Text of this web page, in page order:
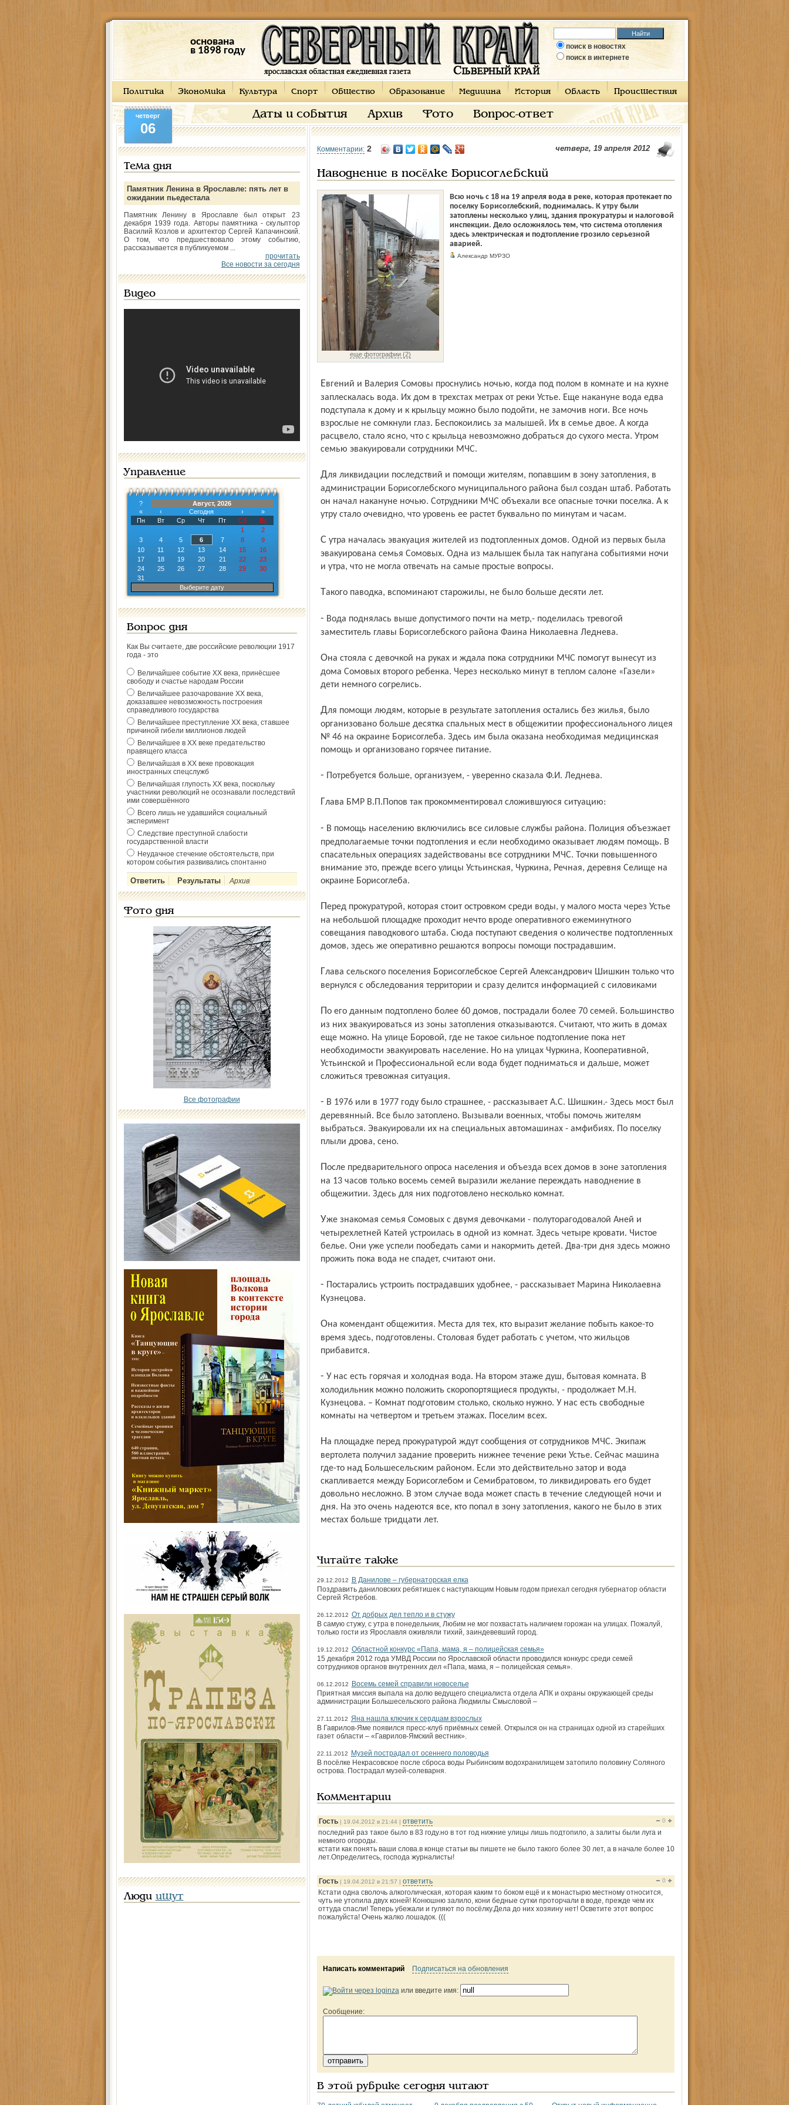
основана
в 1898 году
поиск в новостях
поиск в интернете
Политика Экономика Культура Спорт Общество Образование Медицина История Область Происшествия
Даты и события Архив Фото Вопрос-ответ
четверг
06
Тема дня
Памятник Ленина в Ярославле: пять лет в
ожидании пьедестала
Памятник Ленину в Ярославле был открыт 23
декабря 1939 года. Авторы памятника - скульптор
Василий Козлов и архитектор Сергей Капачинский.
О том, что предшествовало этому событию,
рассказывается в публикуемом ...
прочитать
Все новости за сегодня
Видео
Управление
?
Август, 2026
«
‹ Сегодня ›
»
Пн
Вт Ср Чт Пт Сб
Вс
1
2
3
4 5 6 7 8
9
10
11 12 13 14 15
16
17
18 19 20 21 22
23
24
25 26 27 28 29
30
31
Выберите дату
Вопрос дня
Как Вы считаете, две российские революции 1917
года - это
Величайшее событие ХХ века, принёсшее
свободу и счастье народам России
Величайшее разочарование ХХ века,
доказавшее невозможность построения
справедливого государства
Величайшее преступление ХХ века, ставшее
причиной гибели миллионов людей
Величайшее в ХХ веке предательство
правящего класса
Величайшая в ХХ веке провокация
иностранных спецслужб
Величайшая глупость ХХ века, поскольку
участники революций не осознавали последствий
ими совершённого
Всего лишь не удавшийся социальный
эксперимент
Следствие преступной слабости
государственной власти
Неудачное стечение обстоятельств, при
котором события развивались спонтанно
Архив
Фото дня
Все фотографии
Люди ищут
Комментарии: 2 четверг, 19 апреля 2012
Наводнение в посёлке Борисоглебский
еще фотографии (2)
Всю ночь с 18 на 19 апреля вода в реке, которая протекает по
поселку Борисоглебский, поднималась. К утру были
затоплены несколько улиц, здания прокуратуры и налоговой
инспекции. Дело осложнялось тем, что система отопления
здесь электрическая и подтопление грозило серьезной
аварией.
Александр МУРЗО
Евгений и Валерия Сомовы проснулись ночью, когда под полом в комнате и на кухне
заплескалась вода. Их дом в трехстах метрах от реки Устье. Еще накануне вода едва
подступала к дому и к крыльцу можно было подойти, не замочив ноги. Все ночь
взрослые не сомкнули глаз. Беспокоились за малышей. Их в семье двое. А когда
расцвело, стало ясно, что с крыльца невозможно добраться до сухого места. Утром
семью эвакуировали сотрудники МЧС.
Для ликвидации последствий и помощи жителям, попавшим в зону затопления, в
администрации Борисоглебского муниципального района был создан штаб. Работать
он начал накануне ночью. Сотрудники МЧС объехали все опасные точки поселка. А к
утру стало очевидно, что уровень ее растет буквально по минутам и часам.
С утра началась эвакуация жителей из подтопленных домов. Одной из первых была
эвакуирована семья Сомовых. Одна из малышек была так напугана событиями ночи
и утра, что не могла отвечать на самые простые вопросы.
Такого паводка, вспоминают старожилы, не было больше десяти лет.
- Вода поднялась выше допустимого почти на метр,- поделилась тревогой
заместитель главы Борисоглебского района Фаина Николаевна Леднева.
Она стояла с девочкой на руках и ждала пока сотрудники МЧС помогут вынесут из
дома Сомовых второго ребенка. Через несколько минут в теплом салоне «Газели»
дети немного согрелись.
Для помощи людям, которые в результате затопления остались без жилья, было
организовано больше десятка спальных мест в общежитии профессионального лицея
№ 46 на окраине Борисоглеба. Здесь им была оказана необходимая медицинская
помощь и организовано горячее питание.
- Потребуется больше, организуем, - уверенно сказала Ф.И. Леднева.
Глава БМР В.П.Попов так прокомментировал сложившуюся ситуацию:
- В помощь населению включились все силовые службы района. Полиция объезжает
предполагаемые точки подтопления и если необходимо оказывает людям помощь. В
спасательных операциях задействованы все сотрудники МЧС. Точки повышенного
внимание это, прежде всего улицы Устьинская, Чуркина, Речная, деревня Селище на
окраине Борисоглеба.
Перед прокуратурой, которая стоит островком среди воды, у малого моста через Устье
на небольшой площадке проходит нечто вроде оперативного ежеминутного
совещания паводкового штаба. Сюда поступают сведения о количестве подтопленных
домов, здесь же оперативно решаются вопросы помощи пострадавшим.
Глава сельского поселения Борисоглебское Сергей Александрович Шишкин только что
вернулся с обследования территории и сразу делится информацией с силовиками
По его данным подтоплено более 60 домов, пострадали более 70 семей. Большинство
из них эвакуироваться из зоны затопления отказываются. Считают, что жить в домах
еще можно. На улице Боровой, где не такое сильное подтопление пока нет
необходимости эвакуировать население. Но на улицах Чуркина, Кооперативной,
Устьинской и Профессиональной если вода будет подниматься и дальше, может
сложиться тревожная ситуация.
- В 1976 или в 1977 году было страшнее, - рассказывает А.С. Шишкин.- Здесь мост был
деревянный. Все было затоплено. Вызывали военных, чтобы помочь жителям
выбраться. Эвакуировали их на специальных автомашинах - амфибиях. По поселку
плыли дрова, сено.
После предварительного опроса населения и объезда всех домов в зоне затопления
на 13 часов только восемь семей выразили желание переждать наводнение в
общежитии. Здесь для них подготовлено несколько комнат.
Уже знакомая семья Сомовых с двумя девочками - полуторагодовалой Аней и
четырехлетней Катей устроилась в одной из комнат. Здесь четыре кровати. Чистое
белье. Они уже успели пообедать сами и накормить детей. Два-три дня здесь можно
прожить пока вода не спадет, считают они.
- Постарались устроить пострадавших удобнее, - рассказывает Марина Николаевна
Кузнецова.
Она комендант общежития. Места для тех, кто выразит желание побыть какое-то
время здесь, подготовлены. Столовая будет работать с учетом, что жильцов
прибавится.
- У нас есть горячая и холодная вода. На втором этаже душ, бытовая комната. В
холодильник можно положить скоропортящиеся продукты, - продолжает М.Н.
Кузнецова. – Комнат подготовим столько, сколько нужно. У нас есть свободные
комнаты на четвертом и третьем этажах. Поселим всех.
На площадке перед прокуратурой ждут сообщения от сотрудников МЧС. Экипаж
вертолета получил задание проверить нижнее течение реки Устье. Сейчас машина
где-то над Большесельским районом. Если это действительно затор и вода
скапливается между Борисоглебом и Семибратовом, то ликвидировать его будет
довольно несложно. В этом случае вода может спасть в течение следующей ночи и
дня. На это очень надеются все, кто попал в зону затопления, какого не было в этих
местах больше тридцати лет.
Читайте также
29.12.2012
В Данилове – губернаторская елка
Поздравить даниловских ребятишек с наступающим Новым годом приехал сегодня губернатор области
Сергей Ястребов.
26.12.2012 От добрых дел тепло и в стужу
В самую стужу, с утра в понедельник, Любим не мог похвастать наличием горожан на улицах. Пожалуй,
только гости из Ярославля оживляли тихий, заиндевевший город.
19.12.2012 Областной конкурс «Папа, мама, я – полицейская семья»
15 декабря 2012 года УМВД России по Ярославской области проводился конкурс среди семей
сотрудников органов внутренних дел «Папа, мама, я – полицейская семья».
06.12.2012
Восемь семей справили новоселье
Приятная миссия выпала на долю ведущего специалиста отдела АПК и охраны окружающей среды
администрации Большесельского района Людмилы Смысловой –
27.11.2012 Яна нашла ключик к сердцам взрослых
В Гаврилов-Яме появился пресс-клуб приёмных семей. Открылся он на страницах одной из старейших
газет области – «Гаврилов-Ямский вестник».
22.11.2012
Музей пострадал от осеннего половодья
В посёлке Некрасовское после сброса воды Рыбин­ским водохранилищем затопило половину Соляного
ост­рова. Пострадал музей-солеварня.
Комментарии
Гость| 19.04.2012 в 21:44 | ответить 0
последний раз такое было в 83 году.но в тот год нижние улицы лишь подтопило, а залиты были луга и
немного огороды.
кстати как понять ваши слова.в конце статьи вы пишете не было такого более 30 лет, а в начале более 10
лет.Определитесь, господа журналисты!
Гость| 19.04.2012 в 21:57 | ответить 0
Кстати одна сволочь алкоголическая, которая каким то боком ещё и к монастырю местному относится,
чуть не утопила двух коней! Конюшню залило, кони бедные сутки проторчали в воде, прежде чем их
оттуда спасли! Теперь убежали и гуляют по посёлку.Дела до них хозяину нет! Осветите этот вопрос
пожалуйста! Очень жалко лошадок. (((
Написать комментарий Подписаться на обновления
или введите имя:
Сообщение:
В этой рубрике сегодня читают